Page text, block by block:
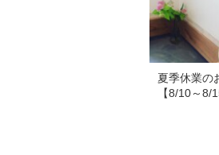
夏季休業の
【8/10～8/